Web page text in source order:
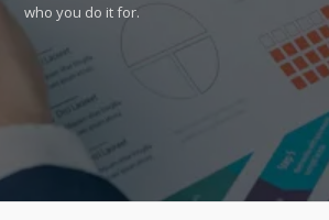
who you do it for.